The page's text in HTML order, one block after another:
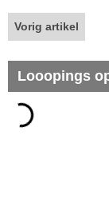
Vorig artikel
Looopings